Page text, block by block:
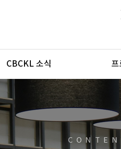
CBCKL 소식 프